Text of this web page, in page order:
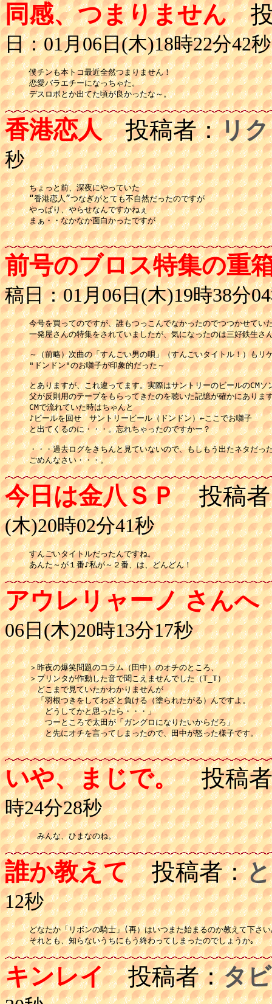
同感、つまりません投
日：01月06日(木)18時22分42秒
僕チンも本トコ最近全然つまりません！
恋愛バラエチーになっちゃた。
デスロボとか出てた頃が良かったな～。
香港恋人投稿者：リク
秒
ちょっと前、深夜にやっていた
“香港恋人”つなぎがとても不自然だったのですが
やっぱり、やらせなんですかねぇ
まぁ・・なかなか面白かったですが
前号のブロス特集の重
稿日：01月06日(木)19時38分
今号を買ってのですが、誰もつっこんでなかったのでつつかせてい
一発屋さんの特集をされていましたが、気になったのは三好鉄生さ
～（前略）次曲の「すんごい男の唄」（すんごいタイトル！）もリ
"ドンドン"のお囃子が印象的だった～
とありますが、これ違ってます。実際はサントリーのビールのCMソ
父が反則用のテープをもらってきたのを聴いた記憶が確かにありま
CMで流れていた時はちゃんと
♪ビールを回せ　サントリービール（ドンドン）←ここでお囃子
と出てくるのに・・・。忘れちゃったのですかー？
・・・過去ログをきちんと見ていないので、もしもう出たネタだっ
ごめんなさい・・・。
今日は金八ＳＰ投稿者
(木)20時02分41秒
すんごいタイトルだったんですね。
あんた～が１番♪私が～２番、は、どんどん！
アウレリャーノ さんへ
06日(木)20時13分17秒
＞昨夜の爆笑問題のコラム（田中）のオチのところ、
＞プリンタが作動した音で聞こえませんでした（T_T）
どこまで見ていたかわかりませんが
「羽根つきをしてわざと負ける（塗られたがる）んですよ。
どうしてかと思ったら・・・」
つーところで太田が「ガングロになりたいからだろ」
と先にオチを言ってしまったので、田中が怒った様子です。
いや、まじで。投稿
時24分28秒
みんな、ひまなのね。
誰か教えて投稿者：
12秒
どなたか「リボンの騎士」(再）はいつまた始まるのか教えて下さい
キンレイ投稿者：タ